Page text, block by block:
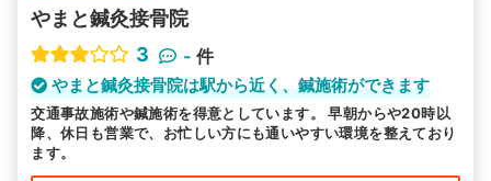
やまと鍼灸接骨院
3
- 件
やまと鍼灸接骨院は駅から近く、鍼施術ができます
交通事故施術や鍼施術を得意としています。 早朝からや20時以
降、休日も営業で、お忙しい方にも通いやすい環境を整えており
ます。